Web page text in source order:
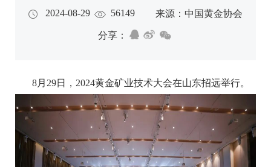
2024-08-29 56149 来源：中国黄金协会
分享：
8月29日，2024黄金矿业技术大会在山东招远举行。